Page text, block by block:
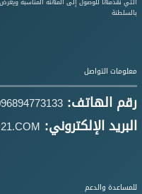
بالسلطنة
معلومات التواصل
رقم الهاتف:
البريد الإلكتروني:
للمساعدة والدعم